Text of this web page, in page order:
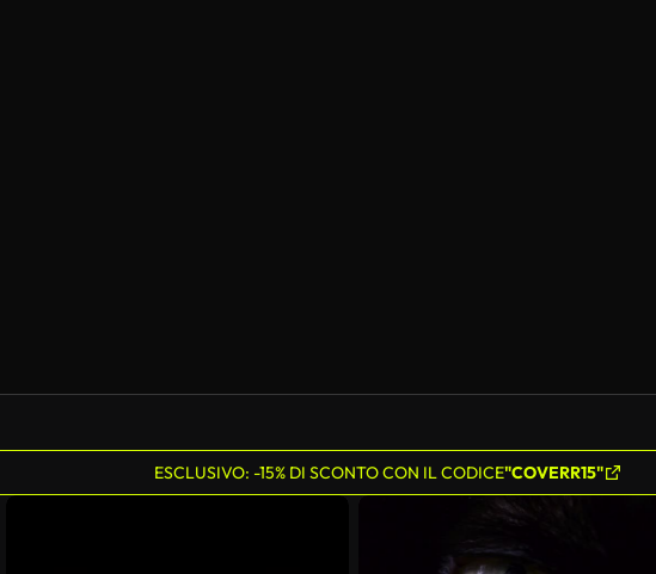
ESCLUSIVO: -15% DI SCONTO CON IL CODICE"COVERR15"